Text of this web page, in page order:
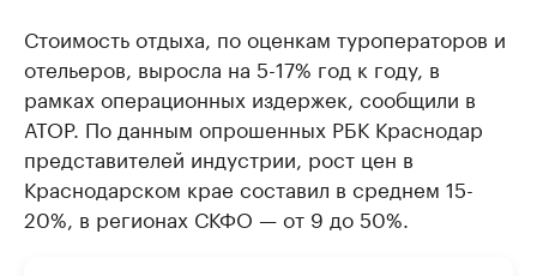
Стоимость отдыха, по оценкам туроператоров и
отельеров, выросла на 5-17% год к году, в
рамках операционных издержек, сообщили в
АТОР. По данным опрошенных РБК Краснодар
представителей индустрии, рост цен в
Краснодарском крае составил в среднем 15-
20%, в регионах СКФО — от 9 до 50%.